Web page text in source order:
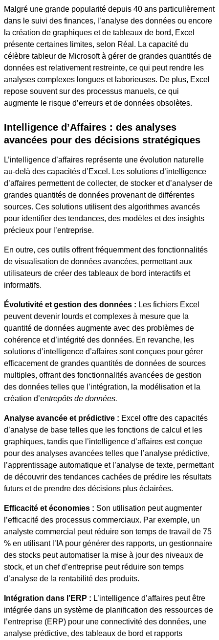
Malgré une grande popularité depuis 40 ans particulièrement
dans le suivi des finances, l’analyse des données ou encore
la création de graphiques et de tableaux de bord, Excel
présente certaines limites, selon Réal. La capacité du
célèbre tableur de Microsoft à gérer de grandes quantités de
données est relativement restreinte, ce qui peut rendre les
analyses complexes longues et laborieuses. De plus, Excel
repose souvent sur des processus manuels, ce qui
augmente le risque d’erreurs et de données obsolètes.
Intelligence d’Affaires : des analyses
avancées pour des décisions stratégiques
L’intelligence d’affaires représente une évolution naturelle
au-delà des capacités d’Excel. Les solutions d’intelligence
d’affaires permettent de collecter, de stocker et d’analyser de
grandes quantités de données provenant de différentes
sources. Ces solutions utilisent des algorithmes avancés
pour identifier des tendances, des modèles et des insights
précieux pour l’entreprise.
En outre, ces outils offrent fréquemment des fonctionnalités
de visualisation de données avancées, permettant aux
utilisateurs de créer des tableaux de bord interactifs et
informatifs.
Évolutivité et gestion des données : Les fichiers Excel
peuvent devenir lourds et complexes à mesure que la
quantité de données augmente avec des problèmes de
cohérence et d’intégrité des données. En revanche, les
solutions d’intelligence d’affaires sont conçues pour gérer
efficacement de grandes quantités de données de sources
multiples, offrant des fonctionnalités avancées de gestion
des données telles que l’intégration, la modélisation et la
création d’entrepôts de données.
Analyse avancée et prédictive : Excel offre des capacités
d’analyse de base telles que les fonctions de calcul et les
graphiques, tandis que l’intelligence d’affaires est conçue
pour des analyses avancées telles que l’analyse prédictive,
l’apprentissage automatique et l’analyse de texte, permettant
de découvrir des tendances cachées de prédire les résultats
futurs et de prendre des décisions plus éclairées.
Efficacité et économies : Son utilisation peut augmenter
l’efficacité des processus commerciaux. Par exemple, un
analyste commercial peut réduire son temps de travail de 75
% en utilisant l’IA pour générer des rapports, un gestionnaire
des stocks peut automatiser la mise à jour des niveaux de
stock, et un chef d’entreprise peut réduire son temps
d’analyse de la rentabilité des produits.
Intégration dans l’ERP : L’intelligence d’affaires peut être
intégrée dans un système de planification des ressources de
l’entreprise (ERP) pour une connectivité des données, une
analyse prédictive, des tableaux de bord et rapports